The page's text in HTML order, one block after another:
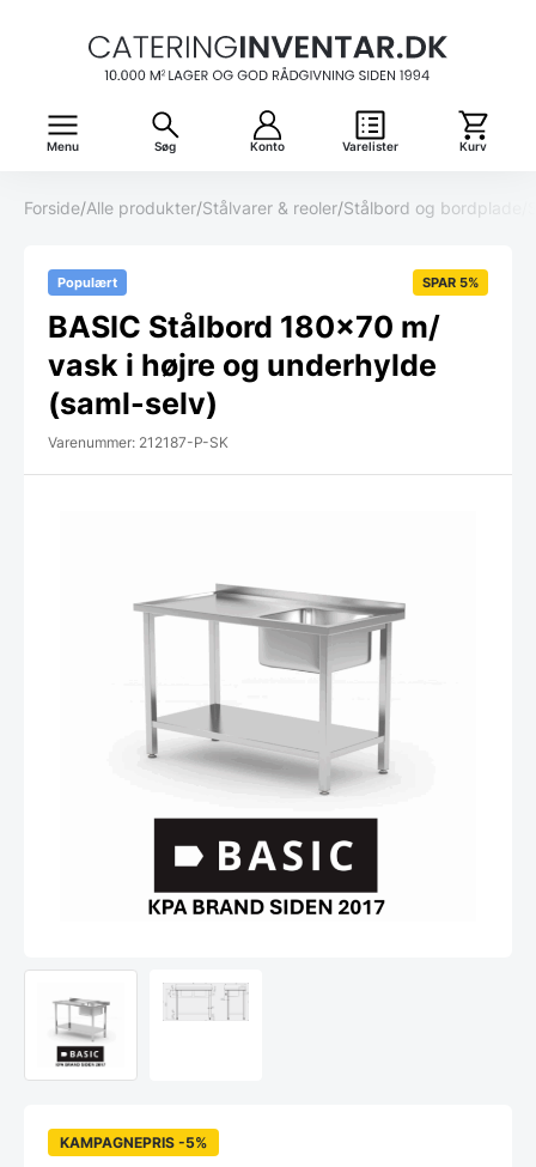
Menu Søg Konto Varelister Kurv
Forside/Alle produkter/Stålvarer & reoler/Stålbord og bordplade
Populært SPAR 5%
BASIC Stålbord 180×70 m/
vask i højre og underhylde
(saml-selv)
Varenummer: 212187-P-SK
KAMPAGNEPRIS -5%